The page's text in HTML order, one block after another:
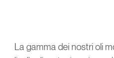
La gamma dei nostri oli